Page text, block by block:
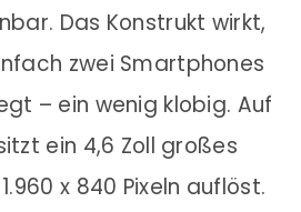
Das Konstrukt wirkt,
zwei Smartphones
– ein wenig klobig. Auf
ein 4,6 Zoll großes
x 840 Pixeln auflöst.